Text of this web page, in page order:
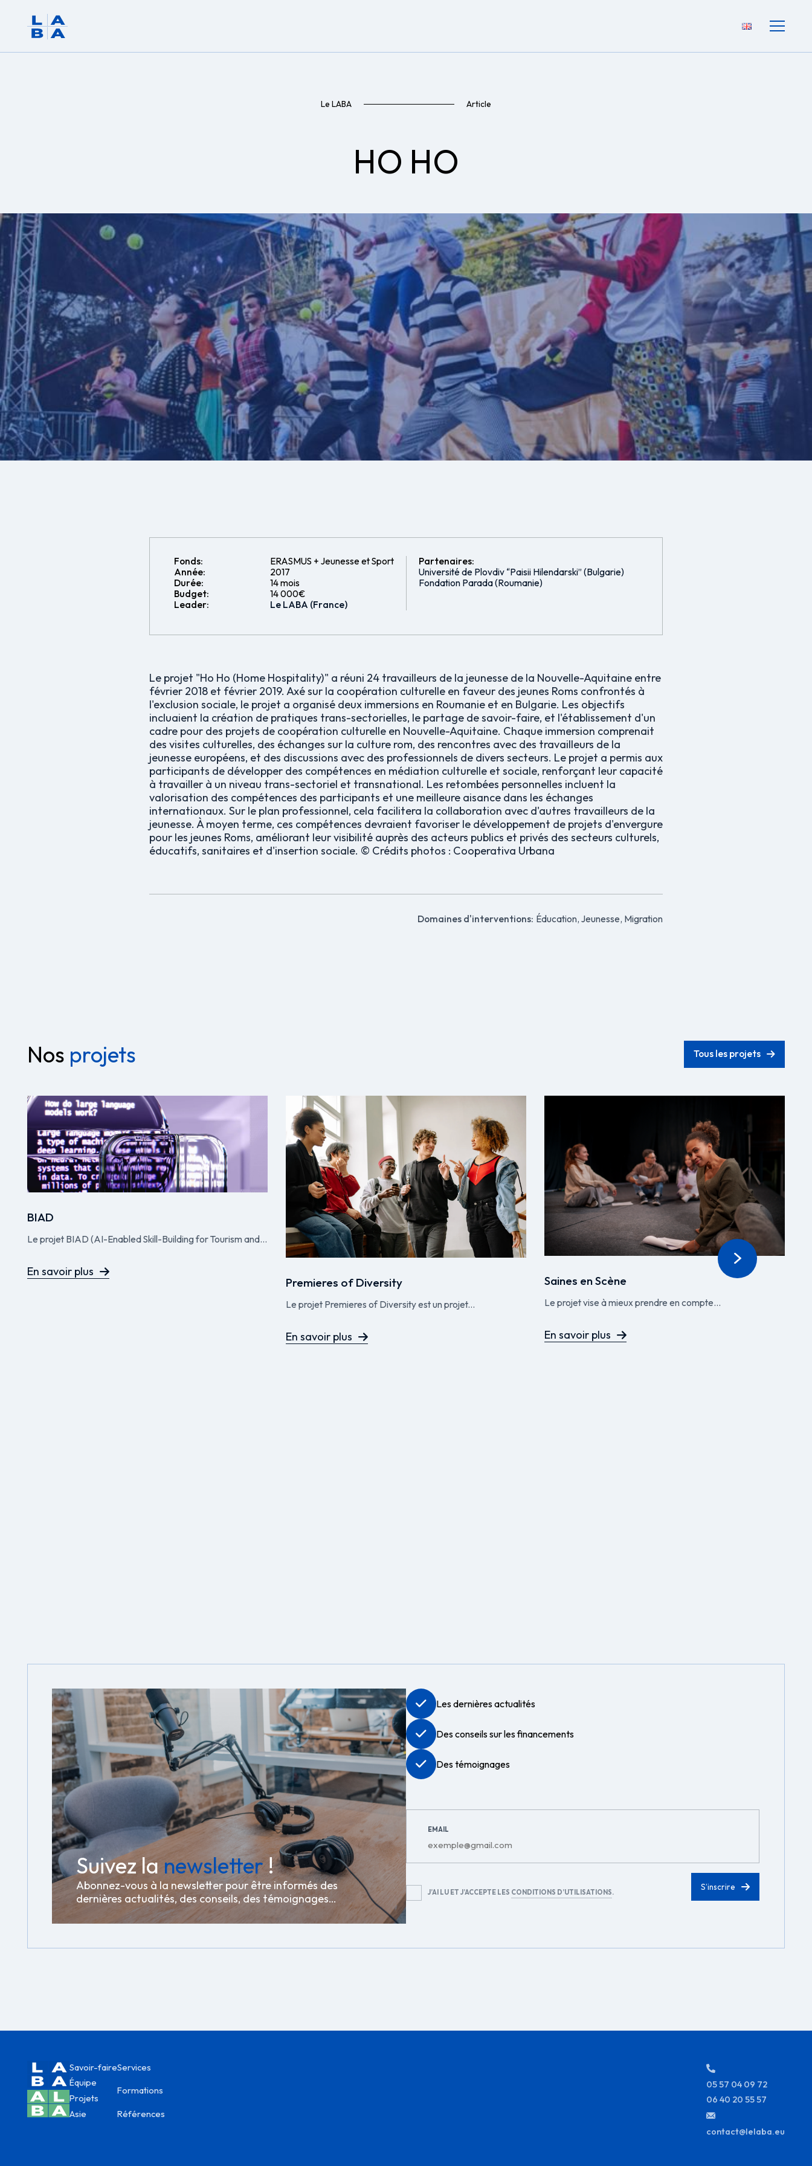
Le LABA Article
HO HO
Fonds:
Année:
Durée:
Budget:
Leader:
ERASMUS + Jeunesse et Sport
2017
14 mois
14 000€
Le LABA (France)
Partenaires:
Université de Plovdiv “Paisii Hilendarski” (Bulgarie)
Fondation Parada (Roumanie)
Le projet "Ho Ho (Home Hospitality)" a réuni 24 travailleurs de la jeunesse de la Nouvelle-Aquitaine entre
février 2018 et février 2019. Axé sur la coopération culturelle en faveur des jeunes Roms confrontés à
l'exclusion sociale, le projet a organisé deux immersions en Roumanie et en Bulgarie. Les objectifs
incluaient la création de pratiques trans-sectorielles, le partage de savoir-faire, et l'établissement d'un
cadre pour des projets de coopération culturelle en Nouvelle-Aquitaine. Chaque immersion comprenait
des visites culturelles, des échanges sur la culture rom, des rencontres avec des travailleurs de la
jeunesse européens, et des discussions avec des professionnels de divers secteurs. Le projet a permis aux
participants de développer des compétences en médiation culturelle et sociale, renforçant leur capacité
à travailler à un niveau trans-sectoriel et transnational. Les retombées personnelles incluent la
valorisation des compétences des participants et une meilleure aisance dans les échanges
internationaux. Sur le plan professionnel, cela facilitera la collaboration avec d'autres travailleurs de la
jeunesse. À moyen terme, ces compétences devraient favoriser le développement de projets d'envergure
pour les jeunes Roms, améliorant leur visibilité auprès des acteurs publics et privés des secteurs culturels,
éducatifs, sanitaires et d'insertion sociale. © Crédits photos : Cooperativa Urbana
Domaines d'interventions: Éducation, Jeunesse, Migration
Nos projets Tous les projets
BIAD
Le projet BIAD (AI-Enabled Skill-Building for Tourism and...
En savoir plus
Premieres of Diversity
Le projet Premieres of Diversity est un projet...
En savoir plus
Saines en Scène
Le projet vise à mieux prendre en compte...
En savoir plus
Suivez lanewsletter!
Abonnez-vous à la newsletter pour être informés des
dernières actualités, des conseils, des témoignages…
Les dernières actualités
Des conseils sur les financements
Des témoignages
EMAIL
RGPD
J’AI LU ET J’ACCEPTE LES CONDITIONS D’UTILISATIONS.
Savoir-faire
Équipe
Projets
Asie
Services
Formations
Références
05 57 04 09 72
06 40 20 55 57
contact@lelaba.eu